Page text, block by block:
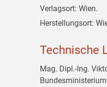
Verlagsort: Wien.
Herstellungsort:
Technische
Mag. Dipl.-Ing.